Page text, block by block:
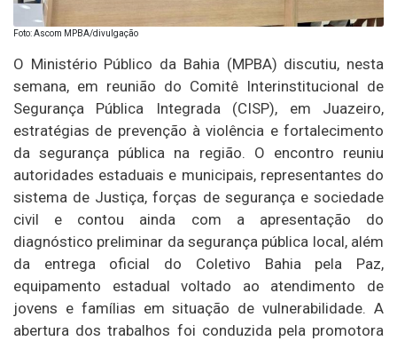
Foto: Ascom MPBA/divulgação
O Ministério Público da Bahia (MPBA) discutiu, nesta
semana, em reunião do Comitê Interinstitucional de
Segurança Pública Integrada (CISP), em Juazeiro,
estratégias de prevenção à violência e fortalecimento
da segurança pública na região. O encontro reuniu
autoridades estaduais e municipais, representantes do
sistema de Justiça, forças de segurança e sociedade
civil e contou ainda com a apresentação do
diagnóstico preliminar da segurança pública local, além
da entrega oficial do Coletivo Bahia pela Paz,
equipamento estadual voltado ao atendimento de
jovens e famílias em situação de vulnerabilidade. A
abertura dos trabalhos foi conduzida pela promotora